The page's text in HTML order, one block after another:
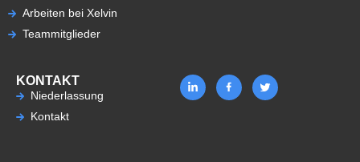
Arbeiten bei Xelvin
Teammitglieder
KONTAKT
Niederlassung
Kontakt